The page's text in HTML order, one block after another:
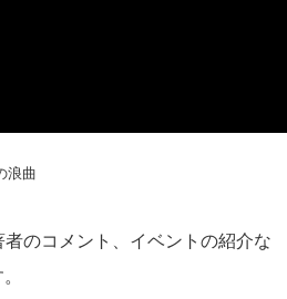
浪曲
のコメント、イベントの紹介な